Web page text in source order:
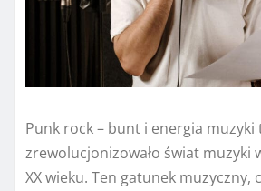
Punk rock – bunt i energia
zrewolucjonizowało świat muzyki
XX wieku. Ten gatunek muzyczny,